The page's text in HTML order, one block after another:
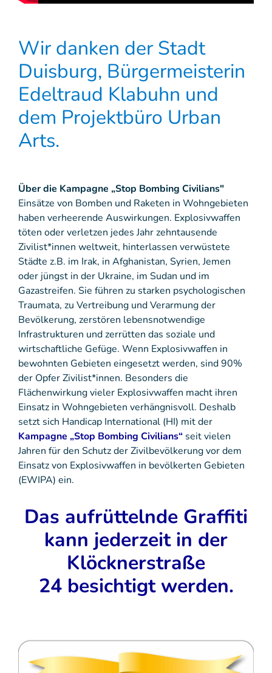
Wir danken der Stadt
Duisburg, Bürgermeisterin
Edeltraud Klabuhn und
dem Projektbüro Urban
Arts.
Über die Kampagne „Stop Bombing Civilians"
Einsätze von Bomben und Raketen in Wohngebieten
haben verheerende Auswirkungen. Explosivwaffen
töten oder verletzen jedes Jahr zehntausende
Zivilist*innen weltweit, hinterlassen verwüstete
Städte z.B. im Irak, in Afghanistan, Syrien, Jemen
oder jüngst in der Ukraine, im Sudan und im
Gazastreifen. Sie führen zu starken psychologischen
Traumata, zu Vertreibung und Verarmung der
Bevölkerung, zerstören lebensnotwendige
Infrastrukturen und zerrütten das soziale und
wirtschaftliche Gefüge. Wenn Explosivwaffen in
bewohnten Gebieten eingesetzt werden, sind 90%
der Opfer Zivilist*innen. Besonders die
Flächenwirkung vieler Explosivwaffen macht ihren
Einsatz in Wohngebieten verhängnisvoll. Deshalb
setzt sich Handicap International (HI) mit der
Kampagne „Stop Bombing Civilians“ seit vielen
Jahren für den Schutz der Zivilbevölkerung vor dem
Einsatz von Explosivwaffen in bevölkerten Gebieten
(EWIPA) ein.
Das aufrüttelnde Graffiti
kann jederzeit in der
Klöcknerstraße
24 besichtigt werden.